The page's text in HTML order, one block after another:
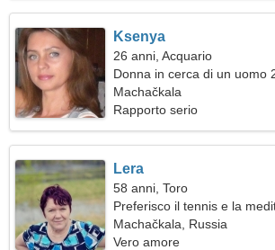
Ksenya
26 anni, Acquario
Donna in cerca di un uomo
Machačkala
Rapporto serio
Lera
58 anni, Toro
Preferisco il tennis e la
Machačkala, Russia
Vero amore